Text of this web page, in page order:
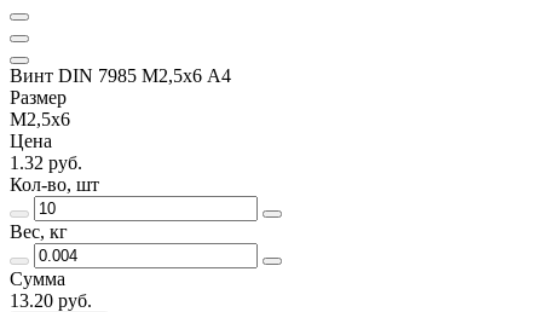
Винт DIN 7985 М2,5х6 A4
Размер
М2,5х6
Цена
1.32 руб.
Кол-во, шт
Вес, кг
Сумма
13.20 руб.